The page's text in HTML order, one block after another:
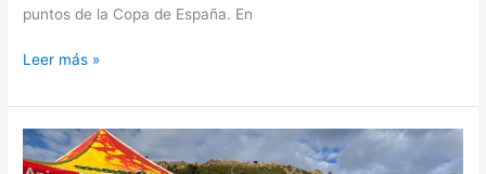
puntos de la Copa de España. En
Leer más »
Taller
Mushing